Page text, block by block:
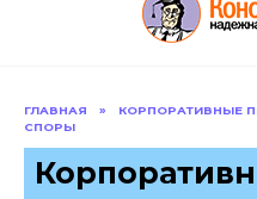
ГЛАВНАЯ »
КОРПОРАТИВНЫЕ
СПОРЫ